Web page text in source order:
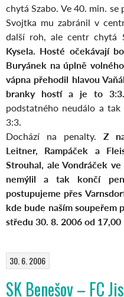
chytá Szabo. Ve 40. min.
Svojtka mu zabránil v
další roh, ale centr chytá
Kysela. Hosté očekávají
Buryánek na úplně
vápna přehodil hlavou
branky hostí a je to 3:3.
podstatného neudálo a
3:3.
Dochází na penalty. Z
Leitner, Rampáček a
Strouhal, ale Vondráček
nemýlil a tak končí
postupujeme přes
kde bude naším soupeřem
středu 30. 8. 2006 od 17,00
30. 6. 2006
SK Benešov – FC